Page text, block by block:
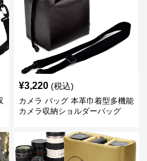
¥3,220 (税込)
カメラ バッグ 本革巾着型多機能
カメラ収納ショルダーバッグ